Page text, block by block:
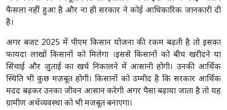
फैसला नहीं हुआ है और ना ही सरकार ने कोई आधिकारिक जानकारी दी
है।
अगर बजट 2025 में पीएम किसान योजना की रकम बढ़ती है तो इसका
फायदा लाखों किसानों को मिलेगा ।इससे किसानों को बीच खरीदने या
सिंचाई और जुताई का खर्च निकालने में आसानी होगी। उनकी आर्थिक
स्थिति भी कुछ मज़बूत होगी। किसानों को उम्मीद है कि सरकार आर्थिक
मदद बढ़कर उनका जीवन आसान करेगी अगर पैसा बढ़ाया जाता है तो यह
ग्रामीण अर्थव्यवस्था को भी मजबूत बनाएगा।